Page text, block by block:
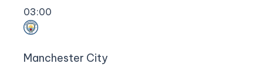
03:00
Manchester City